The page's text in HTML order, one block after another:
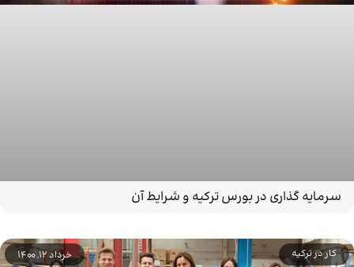
سرمایه گذاری در بورس ترکیه و شرایط آن
کار در ترکیه خرداد 12, 1400